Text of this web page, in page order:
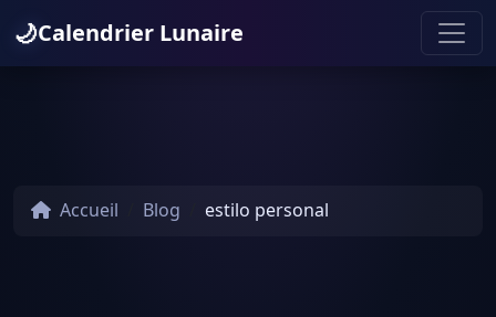
🌙Calendrier Lunaire
Accueil Blog estilo personal